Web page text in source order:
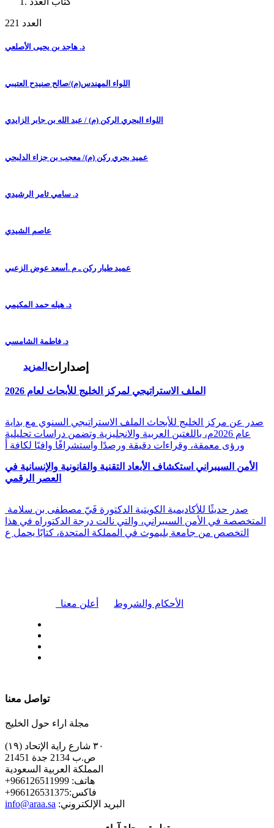
العدد 221
د. هاجد بن يحيى الأصلعي
اللواء المهندس(م)/صالح صنيدح العتيبي
اللواء البحري الركن (م) / عبد الله بن جابر الزايدي
عميد بحري ركن (م)/ معجب بن جزاء الدلبحي
د. سامي ثامر الرشيدي
عاصم الشيدي
عميد طيار ركن ـ م .أسعد عوض الزعبي
د. هيله حمد المكيمي
د. فاطمة الشامسي
المزيد إصدارات
الملف الاستراتيجي لمركز الخليج للأبحاث لعام 2026
صدر عن مركز الخليج للأبحاث الملف الاستراتيجي السنوي مع بداية
عام 2026م، باللغتين العربية والانجليزية وتضمن دراسات تحليلية
ورؤى معمقة، وقراءات دقيقة ورصدًا واستشرافًا وافيًا لكافة أ
الأمن السيبراني استكشاف الأبعاد التقنية والقانونية والإنسانية في
العصر الرقمي
المتخصصة في الأمن السيبراني، والتي نالت درجة الدكتوراه في هذا
التخصص من جامعة بليموث في المملكة المتحدة، كتابًا يحمل ع
أعلن معنا الأحكام والشروط
تواصل معنا
مجلة اراء حول الخليج
٣٠ شارع راية الإتحاد (١٩)
ص.ب 2134 جدة 21451
المملكة العربية السعودية
+هاتف: 966126511999
+فاكس:966126531375
info@araa.sa :البريد الإلكتروني